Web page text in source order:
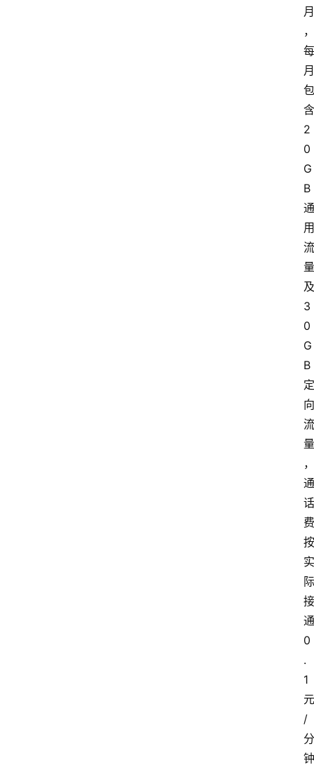
月
，
每
月
包
含
2
0
G
B
通
用
流
量
及
3
0
G
B
定
向
流
量
，
通
话
费
按
实
际
接
通
0
.
1
元
/
分
钟